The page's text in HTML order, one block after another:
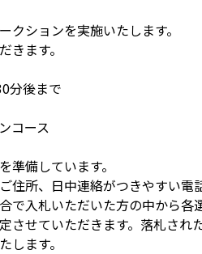
ションを実施いたします。
きます。
分後まで
コース
準備しています。
住所、日中連絡がつきやすい
で入札いただいた方の中から
させていただきます。落札さ
ます。